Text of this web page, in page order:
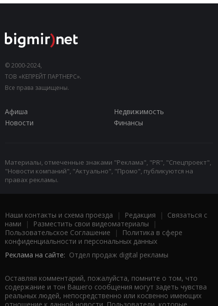
© 2000-2024,
ТОВ «КЕПРЕЙТ ПАРТНЕРС».
Все права защищены.
Афиша
Недвижимость
Новости
Финансы
Материалы, отмеченные знаками "Реклама", "PR", "Спецпроект",
"Новости компаний", "Актуально", "Промо", публикуются на
правах рекламы.
Наши контакты и схема проезда | Редакция | Связаться с
нами | Разместить свои видеоматериалы |
Пользовательское Соглашение |
Политика в сфере
конфиденциальности и персональных данных
Реклама на сайте: Отдел продаж digital рекламы
Оставляя комментарий, пожалуйста, помните о том, что
содержание и тон Вашего сообщения могут задеть чувства
реальных людей, непосредственно или косвенно имеющих